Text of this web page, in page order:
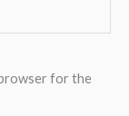
browser for the